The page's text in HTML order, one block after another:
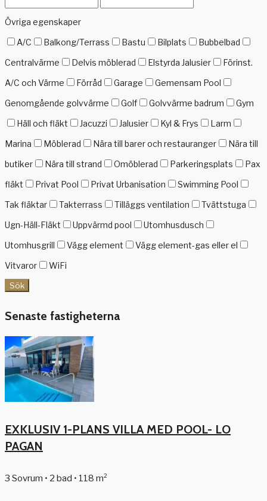
Övriga egenskaper
A/C
Balkong/Terrass Bastu Bilplats
Bubbelbad
Centralvärme
Delvis möblerad Elstyrda Jalusier
Förinst.
A/C och Värme
Förråd Garage
Gemensam Pool
Genomgående golvvärme
Golf Golvvärme badrum
Gym
Häll och fläkt
Jacuzzi Jalusier Kyl & Frys
Larm
Marina
Möblerad Nära till barer och restauranger
Nära till
butiker
Nära till strand Omöblerad Parkeringsplats
Pax
fläkt
Privat Pool Privat Urbanisation
Swimming Pool
Tak fläktar
Takterrass Tilläggs ventilation
Tvättstuga
Ugn-Häll-Fläkt
Uppvärmd pool
Utomhusdusch
Utomhusgrill
Vägg element
Vägg element-gas eller el
Vitvaror
WiFi
Sök
Senaste fastigheterna
EXKLUSIV 1-PLANS VILLA MED POOL- LO
PAGAN
3 Sovrum • 2 bad • 118 m²